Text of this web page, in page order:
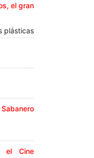
el gran
plásticas
el Cine